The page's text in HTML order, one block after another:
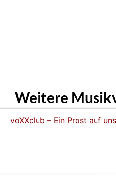
Weitere